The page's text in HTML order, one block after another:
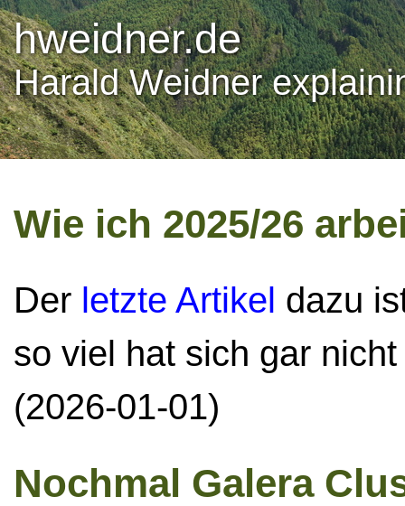
hweidner.de
Harald Weidner
Wie ich 2025/26
Der letzte Artikel dazu
so viel hat sich gar
(2026-01-01)
Nochmal Galera